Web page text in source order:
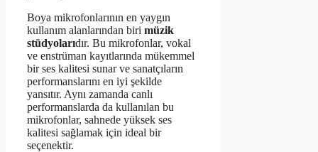
Boya mikrofonlarının en yaygın
kullanım alanlarından biri müzik
stüdyolarıdır. Bu mikrofonlar, vokal
ve enstrüman kayıtlarında mükemmel
bir ses kalitesi sunar ve sanatçıların
performanslarını en iyi şekilde
yansıtır. Aynı zamanda canlı
performanslarda da kullanılan bu
mikrofonlar, sahnede yüksek ses
kalitesi sağlamak için ideal bir
seçenektir.